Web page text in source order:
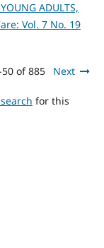
ADULTS,
Vol. 7 No. 19
of 885 Next
for this